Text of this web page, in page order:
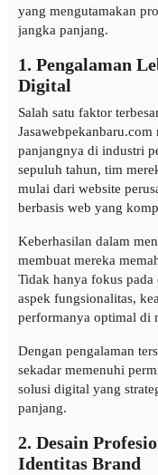
yang mengutamakan
jangka panjang.
1. Pengalaman
Digital
Salah satu faktor
panjangnya di industri
sepuluh tahun, tim
mulai dari website
berbasis web yang
Keberhasilan dalam
membuat mereka
Tidak hanya fokus pada
aspek fungsionalitas,
performanya optimal di
Dengan pengalaman
sekadar memenuhi
solusi digital yang
panjang.
2. Desain
Identitas Brand